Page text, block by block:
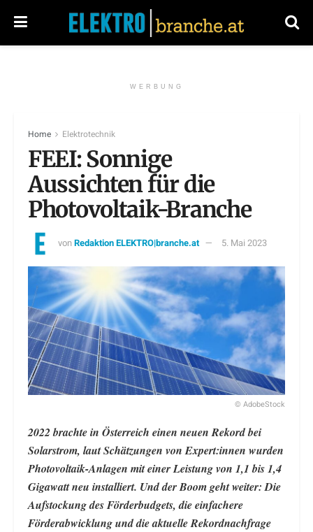
WERBUNG
Home Elektrotechnik
FEEI: Sonnige
Aussichten für die
Photovoltaik-Branche
vonRedaktion ELEKTRO|branche.at 5. Mai 2023
© AdobeStock
2022 brachte in Österreich einen neuen Rekord bei
Solarstrom, laut Schätzungen von Expert:innen wurden
Photovoltaik-Anlagen mit einer Leistung von 1,1 bis 1,4
Gigawatt neu installiert. Und der Boom geht weiter: Die
Aufstockung des Förderbudgets, die einfachere
Förderabwicklung und die aktuelle Rekordnachfrage